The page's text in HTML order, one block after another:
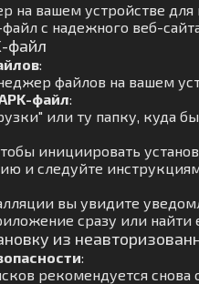
на вашем устройстве
с надежного веб-
файл
:
файлов на вашем
файл:
или ту папку, куда
инициировать
и следуйте
вы увидите
сразу или
из
:
рекомендуется снова